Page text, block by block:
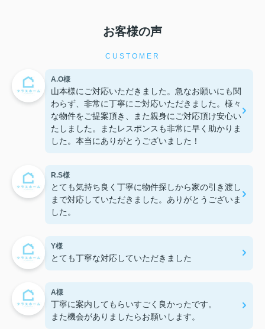
お客様の声
CUSTOMER
A.O様
山本様にご対応いただきました。急なお願いにも関
わらず、非常に丁寧にご対応いただきました。様々
な物件をご提案頂き、また親身にご対応頂け安心い
たしました。またレスポンスも非常に早く助かりま
した。本当にありがとうございました！
R.S様
とても気持ち良く丁寧に物件探しから家の引き渡し
まで対応していただきました。ありがとうございま
した。
Y様
とても丁寧な対応していただきました
A様
丁寧に案内してもらいすごく良かったです。
また機会がありましたらお願いします。